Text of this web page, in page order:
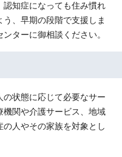
知症になっても住み慣れ
、早期の段階で支援しま
ターに御相談ください。
状態に応じて必要なサー
機関や介護サービス、地域
人やその家族を対象とし